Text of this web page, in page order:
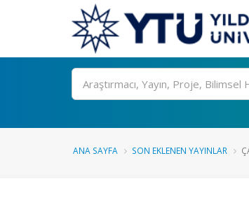
Ara
ANA SAYFA SON EKLENEN YAYINLAR